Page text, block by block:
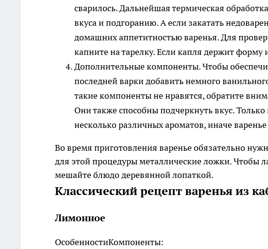
сварилось. Дальнейшая термическая
вкуса и подгоранию. А если закатать
домашних аппетитностью варенья. Для
капните на тарелку. Если капля держит форму
Дополнительные компоненты. Чтобы
последней варки добавить немного
такие компоненты не нравятся, обратите
Они также способны подчеркнуть вкус.
несколько различных ароматов, иначе
Во время приготовления варенье обязательно
для этой процедуры металлические ложки. Чтобы
мешайте блюдо деревянной лопаткой.
Классический рецепт варенья из
Лимонное
ОсобенностиКомпоненты: